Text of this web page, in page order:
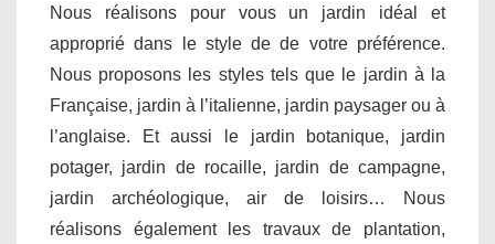
Nous réalisons pour vous un jardin idéal et
approprié dans le style de de votre préférence.
Nous proposons les styles tels que le jardin à la
Française, jardin à l’italienne, jardin paysager ou à
l’anglaise. Et aussi le jardin botanique, jardin
potager, jardin de rocaille, jardin de campagne,
jardin archéologique, air de loisirs… Nous
réalisons également les travaux de plantation,